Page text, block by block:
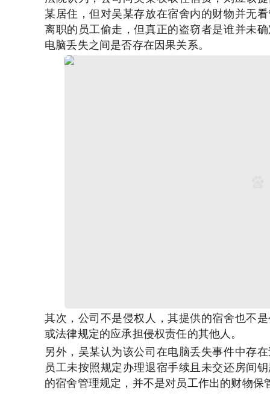
某居住，但对吴某存放在宿舍内的财物并无
离职的员工偷走，但真正的盗窃者是谁并未
电脑丢失之间是否存在因果关系。
其次，公司不是侵权人，其提供的宿舍也不
或法律规定的应承担侵权责任的其他人。
另外，吴某认为该公司在电脑丢失事件中存
员工未按照规定办理退宿手续且未交还房间
的宿舍管理规定，并不是对员工作出的财物保